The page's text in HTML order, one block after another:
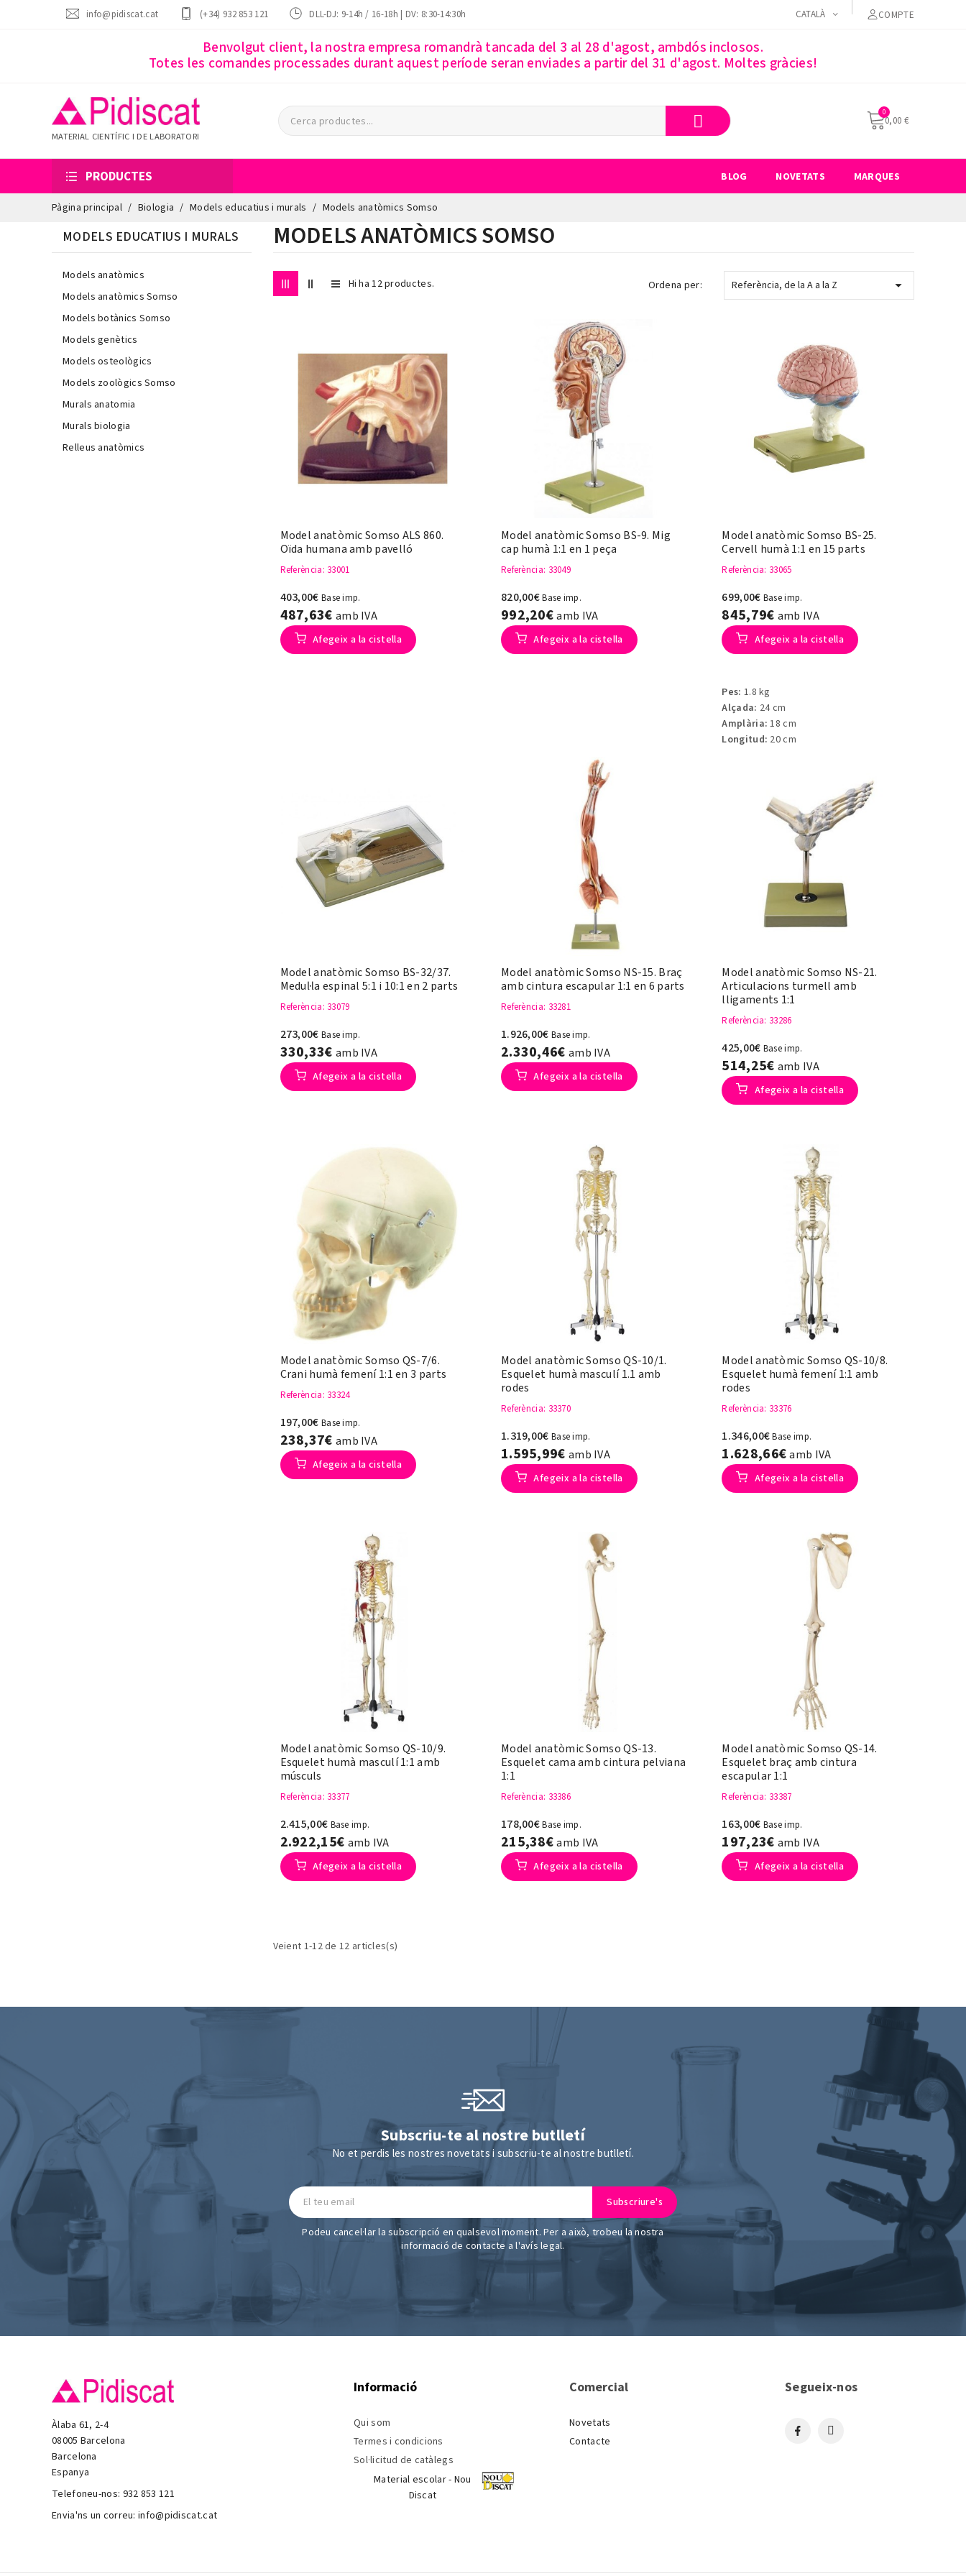
info@pidiscat.cat (+34) 932 853 121 DLL-DJ: 9-14h / 16-18h | DV: 8:30-14:30h CATALÀ COMPTE
Benvolgut client, la nostra empresa romandrà tancada del 3 al 28 d'agost, ambdós inclosos.
Totes les comandes processades durant aquest període seran enviades a partir del 31 d'agost. Moltes gràcies!
MATERIAL CIENTÍFIC I DE LABORATORI
0,00 €
PRODUCTES BLOG NOVETATS MARQUES
Pàgina principal Biologia Models educatius i murals Models anatòmics Somso
MODELS EDUCATIUS I MURALS
Models anatòmics
Models anatòmics Somso
Models botànics Somso
Models genètics
Models osteològics
Models zoològics Somso
Murals anatomia
Murals biologia
Relleus anatòmics
MODELS ANATÒMICS SOMSO
Hi ha 12 productes. Ordena per: Referència, de la A a la Z 
Model anatòmic Somso ALS 860.
Oïda humana amb pavelló
Referència: 33001
403,00€ Base imp.
487,63€ amb IVA
Afegeix a la cistella
Model anatòmic Somso BS-9. Mig
cap humà 1:1 en 1 peça
Referència: 33049
820,00€Base imp.
992,20€amb IVA
Afegeix a la cistella
Model anatòmic Somso BS-25.
Cervell humà 1:1 en 15 parts
Referència: 33065
699,00€ Base imp.
845,79€ amb IVA
Afegeix a la cistella
Pes: 1.8 kg
Alçada: 24 cm
Amplària:18 cm
Longitud: 20 cm
Model anatòmic Somso BS-32/37.
Medul·la espinal 5:1 i 10:1 en 2 parts
Referència: 33079
273,00€ Base imp.
330,33€ amb IVA
Afegeix a la cistella
Model anatòmic Somso NS-15. Braç
amb cintura escapular 1:1 en 6 parts
Referència: 33281
1.926,00€ Base imp.
2.330,46€ amb IVA
Afegeix a la cistella
Model anatòmic Somso NS-21.
Articulacions turmell amb
lligaments 1:1
Referència: 33286
425,00€ Base imp.
514,25€ amb IVA
Afegeix a la cistella
Model anatòmic Somso QS-7/6.
Crani humà femení 1:1 en 3 parts
Referència: 33324
197,00€ Base imp.
238,37€ amb IVA
Afegeix a la cistella
Model anatòmic Somso QS-10/1.
Esquelet humà masculí 1.1 amb
rodes
Referència: 33370
1.319,00€ Base imp.
1.595,99€ amb IVA
Afegeix a la cistella
Model anatòmic Somso QS-10/8.
Esquelet humà femení 1:1 amb
rodes
Referència: 33376
1.346,00€Base imp.
1.628,66€amb IVA
Afegeix a la cistella
Model anatòmic Somso QS-10/9.
Esquelet humà masculí 1:1 amb
músculs
Referència: 33377
2.415,00€ Base imp.
2.922,15€ amb IVA
Afegeix a la cistella
Model anatòmic Somso QS-13.
Esquelet cama amb cintura pelviana
1:1
Referència: 33386
178,00€Base imp.
215,38€amb IVA
Afegeix a la cistella
Model anatòmic Somso QS-14.
Esquelet braç amb cintura
escapular 1:1
Referència: 33387
163,00€ Base imp.
197,23€ amb IVA
Afegeix a la cistella
Veient 1-12 de 12 articles(s)
Subscriu-te al nostre butlletí
No et perdis les nostres novetats i subscriu-te al nostre butlletí.
Podeu cancel·lar la subscripció en qualsevol moment. Per a això, trobeu la nostra
informació de contacte a l'avís legal.
Àlaba 61, 2-4
08005 Barcelona
Barcelona
Espanya
Telefoneu-nos: 932 853 121
Envia'ns un correu:info@pidiscat.cat
Informació
Qui som
Termes i condicions
Sol·licitud de catàlegs
Material escolar - Nou
Discat
Comercial
Novetats
Contacte
Segueix-nos